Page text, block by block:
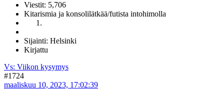
Viestit: 5,706
Kitarismia ja konsolilätkää/futista intohimolla
Sijainti: Helsinki
Kirjattu
Vs: Viikon kysymys
#1724
maaliskuu 10, 2023, 17:02:39